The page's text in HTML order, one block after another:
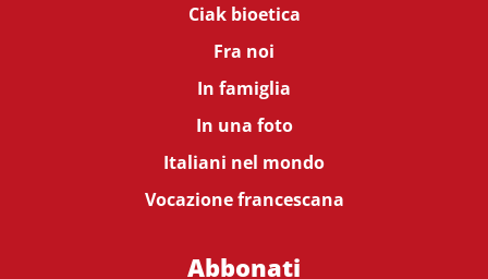
Ciak bioetica
Fra noi
In famiglia
In una foto
Italiani nel mondo
Vocazione francescana
Abbonati